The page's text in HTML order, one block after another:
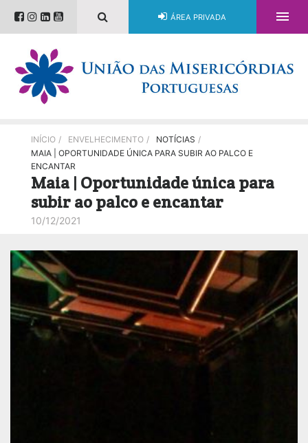
ÁREA PRIVADA 
INÍCIO / ENVELHECIMENTO / NOTÍCIAS /
MAIA | OPORTUNIDADE ÚNICA PARA SUBIR AO PALCO E
ENCANTAR
Maia | Oportunidade única para
subir ao palco e encantar
10/12/2021